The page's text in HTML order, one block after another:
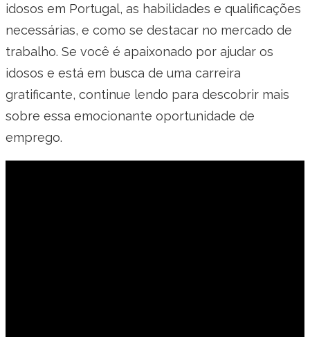
idosos em Portugal, as habilidades e qualificações
necessárias, e como se destacar no mercado de
trabalho. Se você é apaixonado por ajudar os
idosos e está em busca de uma carreira
gratificante, continue lendo para descobrir mais
sobre essa emocionante oportunidade de
emprego.